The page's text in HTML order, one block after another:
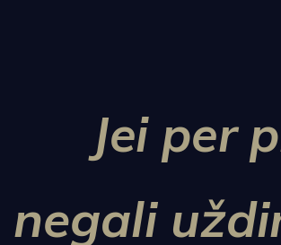
Jei per
negali